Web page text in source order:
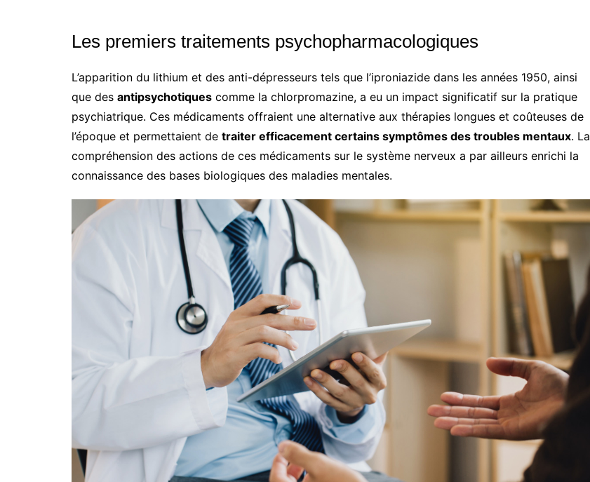
Les premiers traitements psychopharmacologiques
L’apparition du lithium et des anti-dépresseurs tels que l’iproniazide dans les années 1950, ainsi
que des antipsychotiques comme la chlorpromazine, a eu un impact significatif sur la pratique
psychiatrique. Ces médicaments offraient une alternative aux thérapies longues et coûteuses de
l’époque et permettaient de traiter efficacement certains symptômes des troubles mentaux. La
compréhension des actions de ces médicaments sur le système nerveux a par ailleurs enrichi la
connaissance des bases biologiques des maladies mentales.